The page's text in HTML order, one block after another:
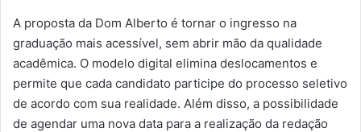
A proposta da Dom Alberto é tornar o ingresso na
graduação mais acessível, sem abrir mão da qualidade
acadêmica. O modelo digital elimina deslocamentos e
permite que cada candidato participe do processo seletivo
de acordo com sua realidade. Além disso, a possibilidade
de agendar uma nova data para a realização da redação